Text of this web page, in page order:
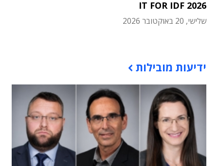
IT FOR IDF 2026
שלישי, 20 באוקטובר 2026
ידיעות מובילות